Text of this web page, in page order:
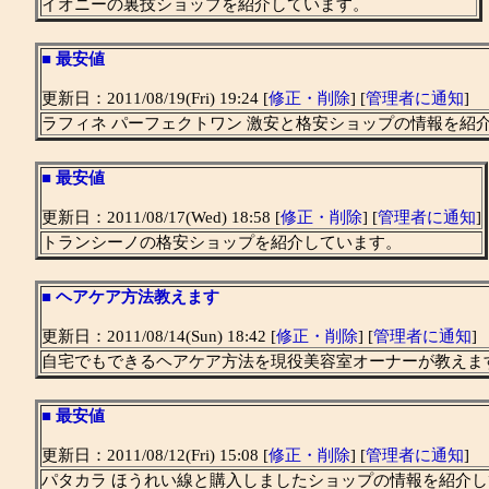
イオニーの裏技ショップを紹介しています。
■ 最安値
更新日：2011/08/19(Fri) 19:24 [修正・削除] [管理者に通知]
ラフィネ パーフェクトワン 激安と格安ショップの情報を紹
■ 最安値
更新日：2011/08/17(Wed) 18:58 [修正・削除] [管理者に通知]
トランシーノの格安ショップを紹介しています。
■ ヘアケア方法教えます
更新日：2011/08/14(Sun) 18:42 [修正・削除] [管理者に通知]
自宅でもできるヘアケア方法を現役美容室オーナーが教えま
■ 最安値
更新日：2011/08/12(Fri) 15:08 [修正・削除] [管理者に通知]
パタカラ ほうれい線と購入しましたショップの情報を紹介